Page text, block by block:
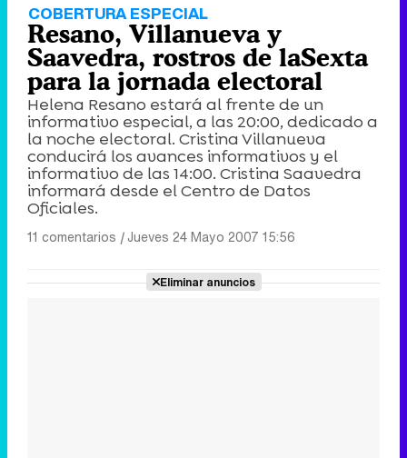
COBERTURA ESPECIAL
Resano, Villanueva y
Saavedra, rostros de laSexta
para la jornada electoral
Helena Resano estará al frente de un
informativo especial, a las 20:00, dedicado a
la noche electoral. Cristina Villanueva
conducirá los avances informativos y el
informativo de las 14:00. Cristina Saavedra
informará desde el Centro de Datos
Oficiales.
11 comentarios |Jueves 24 Mayo 2007 15:56
Eliminar anuncios